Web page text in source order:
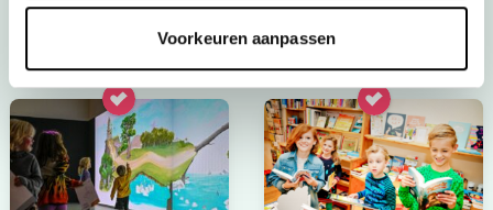
Voorkeuren aanpassen